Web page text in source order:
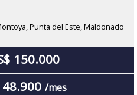
Punta del Este, Maldonado
150.000
/mes